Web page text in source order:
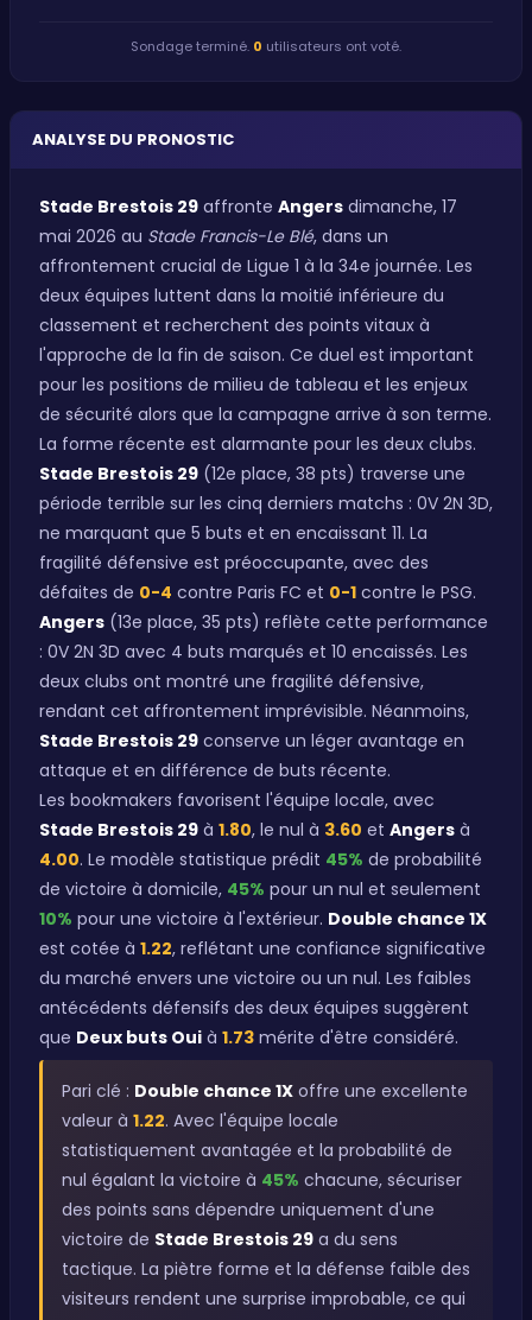
Sondage terminé. 0 utilisateurs ont voté.
ANALYSE DU PRONOSTIC
Stade Brestois 29 affronte Angers dimanche, 17
mai 2026 au Stade Francis-Le Blé, dans un
affrontement crucial de Ligue 1 à la 34e journée. Les
deux équipes luttent dans la moitié inférieure du
classement et recherchent des points vitaux à
l'approche de la fin de saison. Ce duel est important
pour les positions de milieu de tableau et les enjeux
de sécurité alors que la campagne arrive à son terme.
La forme récente est alarmante pour les deux clubs.
Stade Brestois 29 (12e place, 38 pts) traverse une
période terrible sur les cinq derniers matchs : 0V 2N 3D,
ne marquant que 5 buts et en encaissant 11. La
fragilité défensive est préoccupante, avec des
défaites de 0-4 contre Paris FC et 0-1 contre le PSG.
Angers (13e place, 35 pts) reflète cette performance
: 0V 2N 3D avec 4 buts marqués et 10 encaissés. Les
deux clubs ont montré une fragilité défensive,
rendant cet affrontement imprévisible. Néanmoins,
Stade Brestois 29 conserve un léger avantage en
attaque et en différence de buts récente.
Les bookmakers favorisent l'équipe locale, avec
Stade Brestois 29 à 1.80, le nul à 3.60 et Angers à
4.00. Le modèle statistique prédit 45% de probabilité
de victoire à domicile, 45% pour un nul et seulement
10% pour une victoire à l'extérieur. Double chance 1X
est cotée à 1.22, reflétant une confiance significative
du marché envers une victoire ou un nul. Les faibles
antécédents défensifs des deux équipes suggèrent
que Deux buts Oui à 1.73 mérite d'être considéré.
Pari clé : Double chance 1X offre une excellente
valeur à 1.22. Avec l'équipe locale
statistiquement avantagée et la probabilité de
nul égalant la victoire à 45% chacune, sécuriser
des points sans dépendre uniquement d'une
victoire de Stade Brestois 29 a du sens
tactique. La piètre forme et la défense faible des
visiteurs rendent une surprise improbable, ce qui